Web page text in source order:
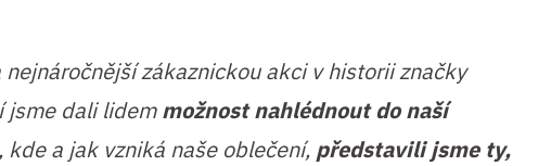
zákaznickou akci v historii značky
jsme dali lidemmožnost nahlédnout do naší
kde a jak vzniká naše oblečení, představili jsme ty,